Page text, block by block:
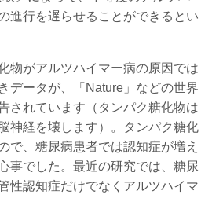
進行を遅らせることができるとい
がアルツハイマー病の原因では
データが、「Nature」などの世界
されています（タンパク糖化物は
神経を壊します）。タンパク糖化
で、糖尿病患者では認知症が増え
事でした。最近の研究では、糖尿
性認知症だけでなくアルツハイマ